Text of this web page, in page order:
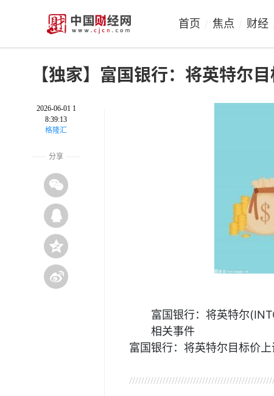
首页 焦点 财经
【独家】富国银行：将英特尔
2026-06-01 1
8:39:13
格隆汇
分享
富国银行：将英特尔
相关事件
富国银行：将英特尔目标价